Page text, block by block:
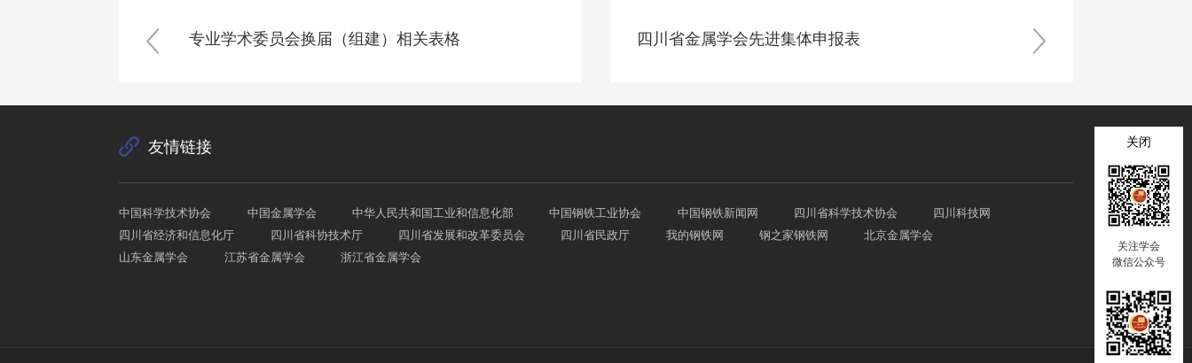
专业学术委员会换届（组建）相关表格 四川省金属学会先进集体申报表
友情链接
中国科学技术协会 中国金属学会 中华人民共和国工业和信息化部 中国钢铁工业协会 中国钢铁新闻网 四川省科学技术协会
四川科技网
四川省经济和信息化厅
四川省科协技术厅 四川省发展和改革委员会 四川省民政厅 我的钢铁网 钢之家钢铁网
北京金属学会
山东金属学会
江苏省金属学会 浙江省金属学会
关闭
关注学会
微信公众号